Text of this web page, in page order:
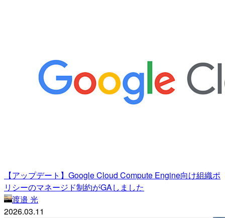
【アップデート】Google Cloud Compute Engine向け組織ポ
リシーのマネージド制約がGAしました
渡邉 光
2026.03.11